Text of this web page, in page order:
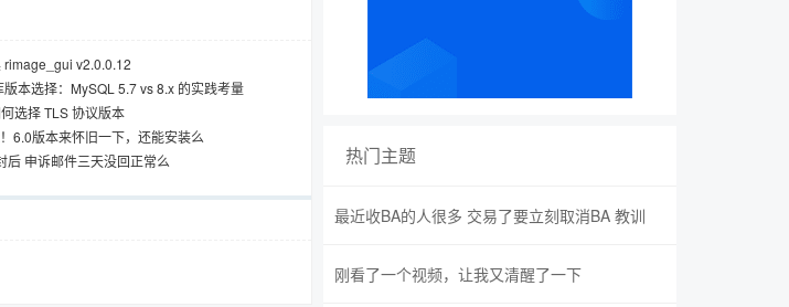
rimage_gui v2.0.0.12
本选择：MySQL 5.7 vs 8.x 的实践考量
选择 TLS 协议版本
6.0版本来怀旧一下，还能安装么
后 申诉邮件三天没回正常么 热门主题
最近收BA的人很多 交易了要立刻取消BA 教训
刚看了一个视频，让我又清醒了一下